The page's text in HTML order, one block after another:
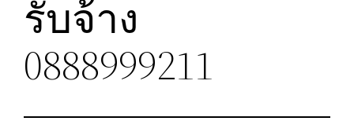
รับจ้าง
0888999211